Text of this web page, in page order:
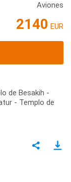
Aviones
2140 EUR
de Besakih -
- Templo de